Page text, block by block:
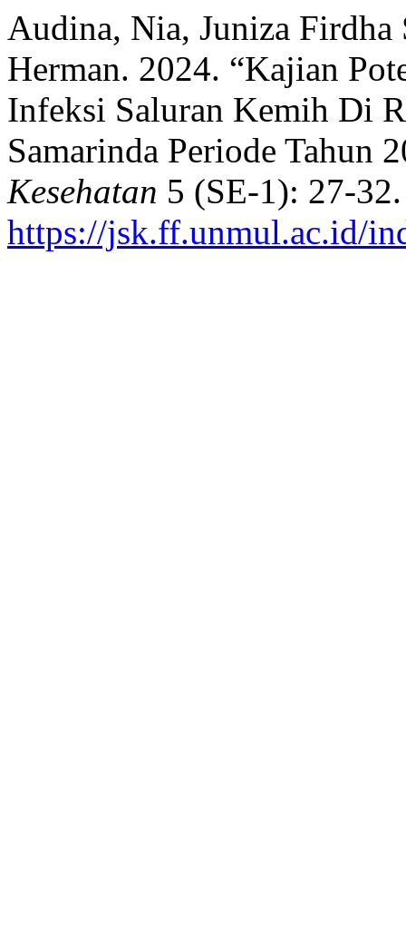
Audina, Nia, Juniza Firdha
Herman. 2024. “Kajian
Infeksi Saluran Kemih Di
Samarinda Periode Tahun
Kesehatan 5 (SE-1): 27-32.
https://jsk.ff.unmul.ac.id/